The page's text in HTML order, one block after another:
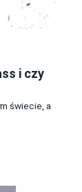
i czy
świecie, a